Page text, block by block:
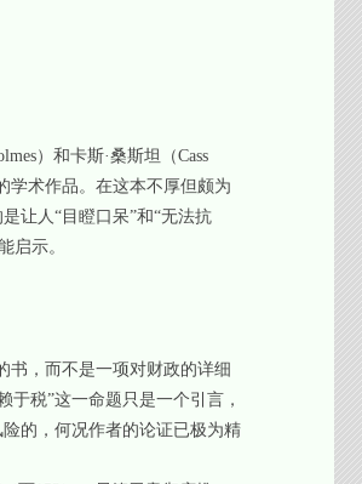
）和卡斯·桑斯坦（Cass
学术作品。在这本不厚但颇为
让人“目瞪口呆”和“无法抗
启示。
书，而不是一项对财政的详细
税”这一命题只是一个引言，
的，何况作者的论证已极为精